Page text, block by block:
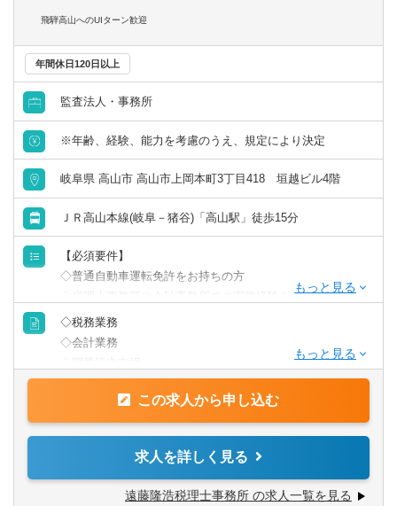
価、交渉サポート、クロージング支援を担当します。
飛騨高山へのUIターン歓迎
年間休日120日以上
監査法人・事務所
※年齢、経験、能力を考慮のうえ、規定により決定
岐阜県 高山市 高山市上岡本町3丁目418 垣越ビル4階
ＪＲ高山本線(岐阜－猪谷)「高山駅」徒歩15分
【必須要件】
◇普通自動車運転免許をお持ちの方
◇税理士事務所や会計事務所での実務経験をお持ちの方
【歓迎要件】
◇税理士試験科目合格をお持ちの方又は受験者
◇ITのついての知識があり、新たな、会計システムに興味
◇コンサルティングに興味がある方
◇金融業界での最先端知識のある方
◇U/Iターンも大歓迎です。
◇税務業務
◇会計業務
◇コンサルティング業務
◇その他関連業務全般
この求人から申し込む
求人を詳しく見る
遠藤隆浩税理士事務所 の求人一覧を見る